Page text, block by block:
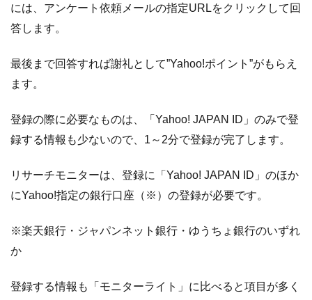
には、アンケート依頼メールの指定URLをクリックして回
答します。
最後まで回答すれば謝礼として”Yahoo!ポイント”がもらえ
ます。
登録の際に必要なものは、「Yahoo! JAPAN ID」のみで登
録する情報も少ないので、1～2分で登録が完了します。
リサーチモニターは、登録に「Yahoo! JAPAN ID」のほか
にYahoo!指定の銀行口座（※）の登録が必要です。
※楽天銀行・ジャパンネット銀行・ゆうちょ銀行のいずれ
か
登録する情報も「モニターライト」に比べると項目が多く